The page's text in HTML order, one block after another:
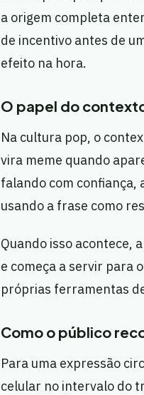
a origem completa
de incentivo antes de
efeito na hora.
O papel do
Na cultura pop, o
vira meme quando
falando com confiança,
usando a frase como
Quando isso acontece,
e começa a servir para
próprias ferramentas
Como o público
Para uma expressão
celular no intervalo do